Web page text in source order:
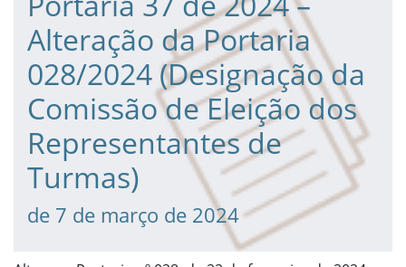
Alteração da Portaria
028/2024 (Designação da
Comissão de Eleição dos
Representantes de
Turmas)
de 7 de março de 2024